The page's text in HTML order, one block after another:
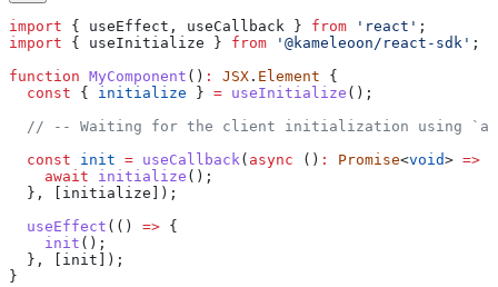
import { useEffect , useCallback } from 'react' ;
import { useInitialize } from '@kameleoon/react-sdk' ;
function MyComponent () : JSX . Element {
  const
{ initialize } = useInitialize ();
// -- Waiting for the client initialization using
  const
init = useCallback( async () : Promise<void> =>
    await
initialize ();
  }, [
initialize ]);
  useEffect
(() => {
    init
();
  }, [
init ]);
}